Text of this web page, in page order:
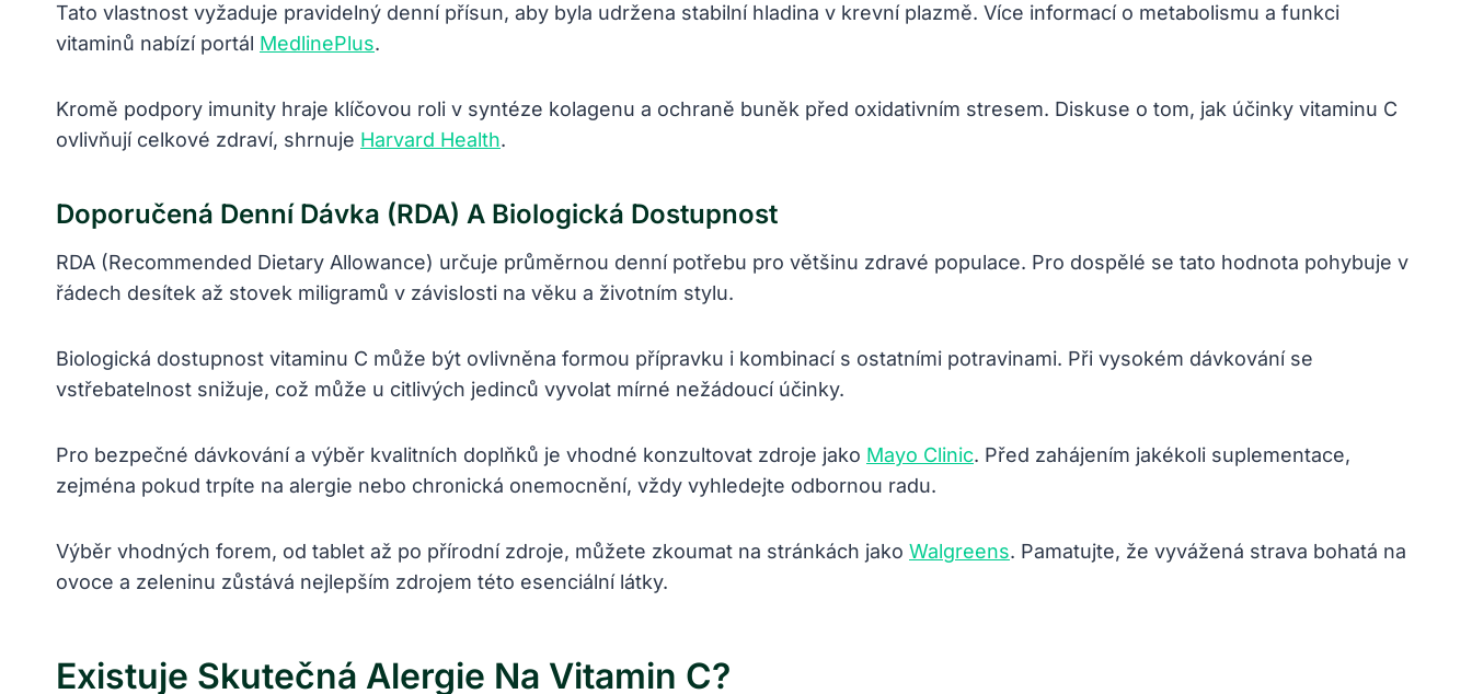
Tato vlastnost vyžaduje pravidelný denní přísun, aby byla udržena stabilní hladina v krevní plazmě. Více informací o metabolismu a funkci
vitaminů nabízí portál MedlinePlus.
Kromě podpory imunity hraje klíčovou roli v syntéze kolagenu a ochraně buněk před oxidativním stresem. Diskuse o tom, jak účinky vitaminu C
ovlivňují celkové zdraví, shrnuje Harvard Health.
Doporučená Denní Dávka (RDA) A Biologická Dostupnost
RDA (Recommended Dietary Allowance) určuje průměrnou denní potřebu pro většinu zdravé populace. Pro dospělé se tato hodnota pohybuje v
řádech desítek až stovek miligramů v závislosti na věku a životním stylu.
Biologická dostupnost vitaminu C může být ovlivněna formou přípravku i kombinací s ostatními potravinami. Při vysokém dávkování se
vstřebatelnost snižuje, což může u citlivých jedinců vyvolat mírné nežádoucí účinky.
Pro bezpečné dávkování a výběr kvalitních doplňků je vhodné konzultovat zdroje jako Mayo Clinic. Před zahájením jakékoli suplementace,
zejména pokud trpíte na alergie nebo chronická onemocnění, vždy vyhledejte odbornou radu.
Výběr vhodných forem, od tablet až po přírodní zdroje, můžete zkoumat na stránkách jako Walgreens. Pamatujte, že vyvážená strava bohatá na
ovoce a zeleninu zůstává nejlepším zdrojem této esenciální látky.
Existuje Skutečná Alergie Na Vitamin C?